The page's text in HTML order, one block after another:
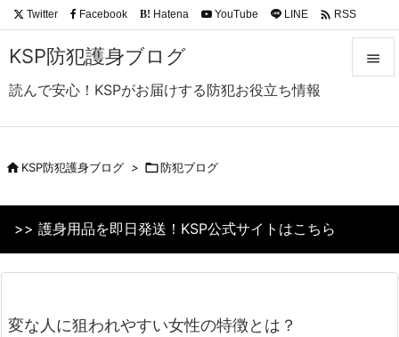
KSP防犯護身ブログ
読んで安心！KSPがお届けする防犯お役立ち情報

前へ
次へ
Twitter Facebook B! Hatena YouTube LINE  RSS
KSP防犯護身ブログ > 防犯ブログ
>> 護身用品を即日発送！KSP公式サイトはこちら
変な人に狙われやすい女性の特徴とは？